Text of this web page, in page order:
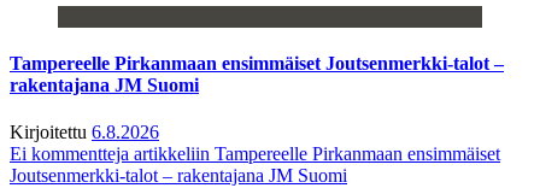
Tampereelle Pirkanmaan ensimmäiset Joutsenmerkki-talot –
rakentajana JM Suomi
Kirjoitettu 6.8.2026
Ei kommentteja artikkeliin Tampereelle Pirkanmaan ensimmäiset
Joutsenmerkki-talot – rakentajana JM Suomi